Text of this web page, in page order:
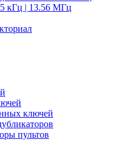
кГц | 13.56 МГц
ключей
пультов